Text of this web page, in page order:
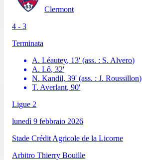
Clermont
4 - 3
Terminata
A. Léautey, 13' (ass. : S. Alvero)
A. Lô, 32'
N. Kandil, 39' (ass. : J. Roussillon)
T. Averlant, 90'
Ligue 2
lunedì 9 febbraio 2026
Stade Crédit Agricole de la Licorne
Arbitro Thierry Bouille